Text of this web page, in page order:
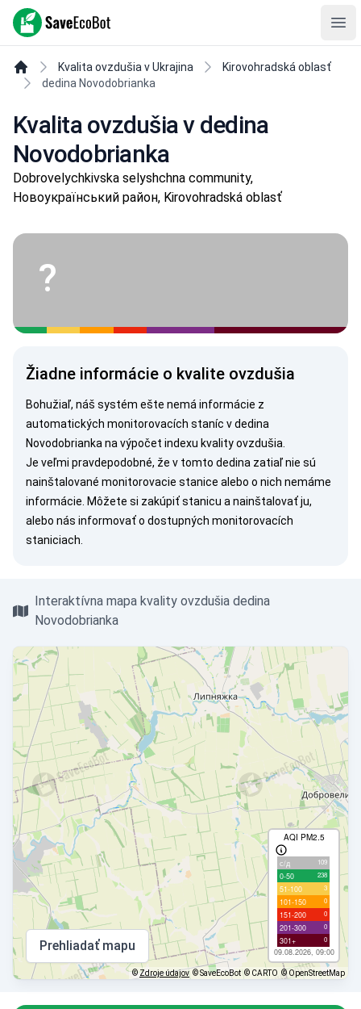
SaveEcoBot
Kvalita ovzdušia v Ukrajina
Kirovohradská oblasť
dedina Novodobrianka
Kvalita ovzdušia v dedina
Novodobrianka
Dobrovelychkivska selyshchna community,
Новоукраїнський район, Kirovohradská oblasť
?
Žiadne informácie o kvalite ovzdušia
Bohužiaľ, náš systém ešte nemá informácie z
automatických monitorovacích staníc v dedina
Novodobrianka na výpočet indexu kvality ovzdušia.
Je veľmi pravdepodobné, že v tomto dedina zatiaľ nie sú
nainštalované monitorovacie stanice alebo o nich nemáme
informácie. Môžete si zakúpiť stanicu a nainštalovať ju,
alebo nás informovaťo dostupných monitorovacích
staniciach.
Interaktívna mapa kvality ovzdušia dedina
Novodobrianka
AQI PM2.5
с/д 109
0-50 238
51-100 3
101-150 0
151-200 0
201-300 0
301+ 0
09.08.2026, 09:00
Prehliadať mapu
©Zdroje údajov © SaveEcoBot © CARTO © OpenStreetMap